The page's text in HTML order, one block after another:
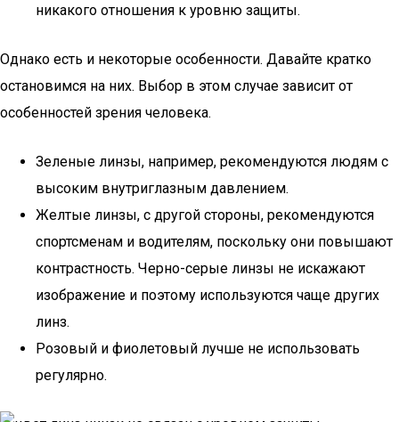
никакого отношения к уровню защиты.
Однако есть и некоторые особенности. Давайте кратко
остановимся на них. Выбор в этом случае зависит от
особенностей зрения человека.
Зеленые линзы, например, рекомендуются людям с
высоким внутриглазным давлением.
Желтые линзы, с другой стороны, рекомендуются
спортсменам и водителям, поскольку они повышают
контрастность. Черно-серые линзы не искажают
изображение и поэтому используются чаще других
линз.
Розовый и фиолетовый лучше не использовать
регулярно.